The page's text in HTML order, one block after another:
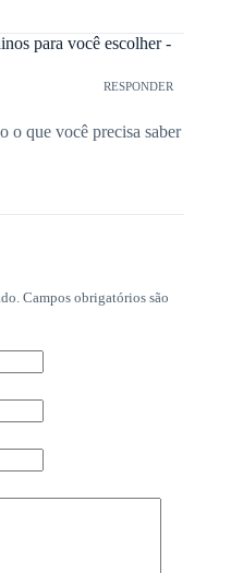
para você escolher -
RESPONDER
o que você precisa saber
Campos obrigatórios são